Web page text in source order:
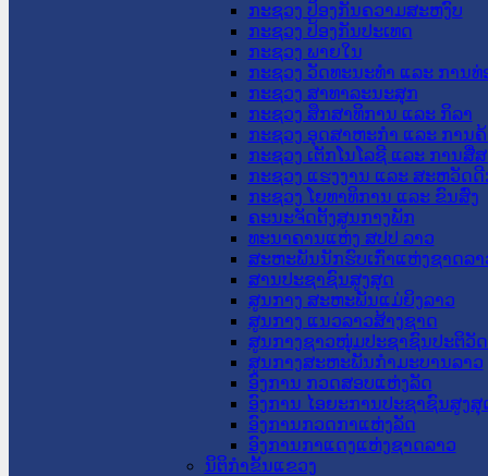
ກະຊວງ ປ້ອງກັນຄວາມສະຫງົບ
ກະຊວງ ປ້ອງກັນປະເທດ
ກະຊວງ ພາຍໃນ
ກະຊວງ ວັດທະນະທຳ ແລະ ການທ່
ກະຊວງ ສາທາລະນະສຸກ
ກະຊວງ ສຶກສາທິການ ແລະ ກິລາ
ກະຊວງ ອຸດສາຫະກຳ ແລະ ການຄ້
ກະຊວງ ເຕັກໂນໂລຊີ ແລະ ການສື່
ກະຊວງ ແຮງງານ ແລະ ສະຫວັດ
ກະຊວງ ໂຍທາທິການ ແລະ ຂົນສົ່ງ
ຄະນະຈັດຕັ້ງສູນກາງພັກ
ທະນາຄານແຫ່ງ ສປປ ລາວ
ສະຫະພັນນັກຮົບເກົ່າແຫ່ງຊາດລາ
ສານປະຊາຊົນສູງສຸດ
ສູນກາງ ສະຫະພັນແມ່ຍິງລາວ
ສູນກາງ ແນວລາວສ້າງຊາດ
ສູນກາງຊາວໜຸ່ມປະຊາຊົນປະຕິວັ
ສູນກາງສະຫະພັນກຳມະບານລາວ
ອົງການ ກວດສອບແຫ່ງລັດ
ອົງການ ໄອຍະການປະຊາຊົນສູງສຸ
ອົງການກວດກາແຫ່ງລັດ
ອົງການກາແດງແຫ່ງຊາດລາວ
ນິຕິກໍາຂັ້ນແຂວງ